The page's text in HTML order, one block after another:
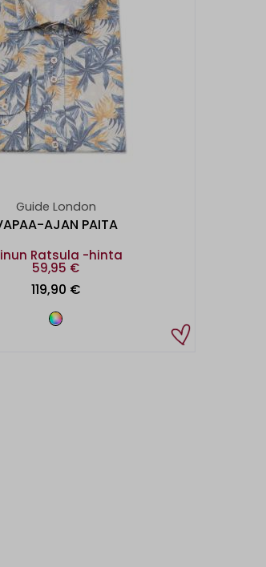
Guide London
AJAN PAITA
Ratsula -hinta
59,95 €
119,90 €